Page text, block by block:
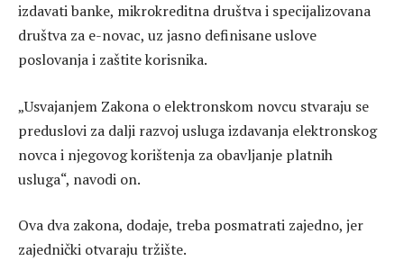
izdavati banke, mikrokreditna društva i specijalizovana
društva za e-novac, uz jasno definisane uslove
poslovanja i zaštite korisnika.
„Usvajanjem Zakona o elektronskom novcu stvaraju se
preduslovi za dalji razvoj usluga izdavanja elektronskog
novca i njegovog korištenja za obavljanje platnih
usluga“, navodi on.
Ova dva zakona, dodaje, treba posmatrati zajedno, jer
zajednički otvaraju tržište.